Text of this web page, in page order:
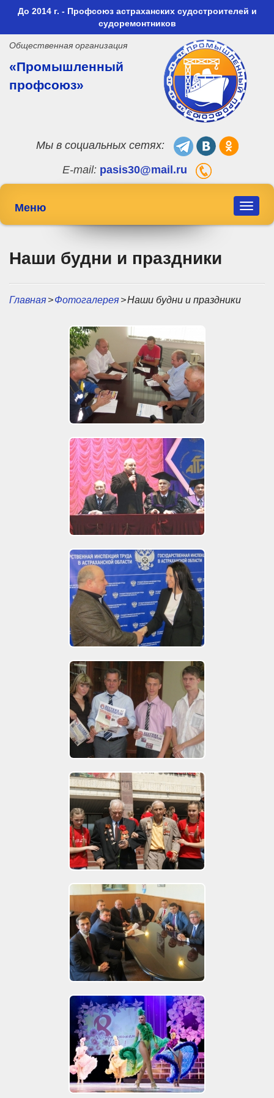
До 2014 г. - Профсоюз астраханских судостроителей и
судоремонтников
Общественная организация
«Промышленный
профсоюз»
Мы в социальных сетях:
E-mail: pasis30@mail.ru
Toggle
Меню
Наши будни и праздники
Главная>Фотогалерея>Наши будни и праздники